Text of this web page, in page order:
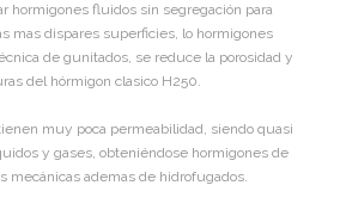
hormigones fluidos sin segregación para
mas dispares superficies, lo hormigones
de gunitados, se reduce la porosidad y
del hórmigon clasico H250.
muy poca permeabilidad, siendo quasi
y gases, obteniéndose hormigones de
mecánicas ademas de hidrofugados.